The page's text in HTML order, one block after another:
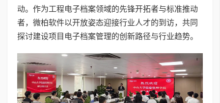
动。作为工程电子档案领域的先锋开拓者与标准推动
者，微柏软件以开放姿态迎接行业人才的到访，共同
探讨建设项目电子档案管理的创新路径与行业趋势。